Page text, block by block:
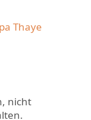
Thaye
nicht